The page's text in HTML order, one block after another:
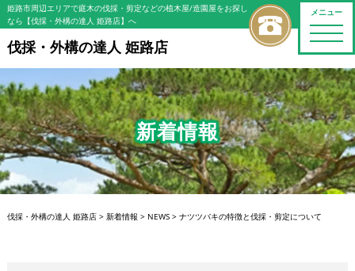
メニュー
toggle
姫路市周辺エリアで庭木の伐採・剪定などの植木屋/造園屋をお探し
なら【伐採・外構の達人 姫路店】へ
伐採・外構の達人 姫路店
新着情報
伐採・外構の達人 姫路店> 新着情報 > NEWS> ナツツバキの特徴と伐採・剪定について